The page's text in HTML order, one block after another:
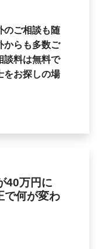
のご相談も随
からも多数ご
談料は無料で
をお探しの場
40万円に
で何が変わ